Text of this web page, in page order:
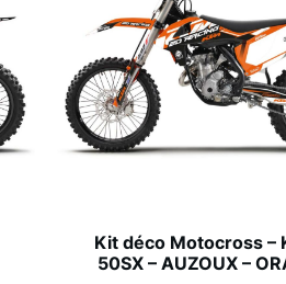
Kit déco Motocross –
50SX – AUZOUX –